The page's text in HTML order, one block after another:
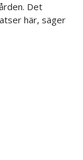
Det
här, säger